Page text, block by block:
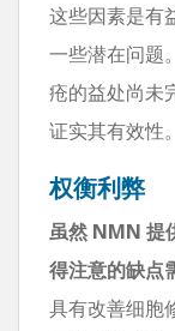
这些因素是有
一些潜在问题
疮的益处尚未
证实其有效性。
权衡利弊
虽然 NMN 提
得注意的缺点
具有改善细胞